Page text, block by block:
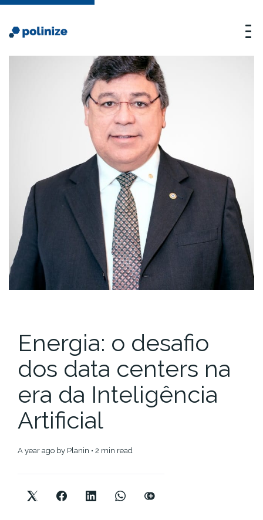
Energia: o desafio
dos data centers na
era da Inteligência
Artificial
a year ago by Planin • 2 min read